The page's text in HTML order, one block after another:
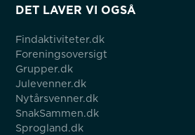
DET LAVER VI OGSÅ
Findaktiviteter.dk
Foreningsoversigt
Grupper.dk
Julevenner.dk
Nytårsvenner.dk
SnakSammen.dk
Sprogland.dk